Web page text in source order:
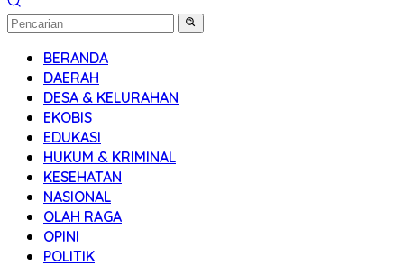
BERANDA
DAERAH
DESA & KELURAHAN
EKOBIS
EDUKASI
HUKUM & KRIMINAL
KESEHATAN
NASIONAL
OLAH RAGA
OPINI
POLITIK